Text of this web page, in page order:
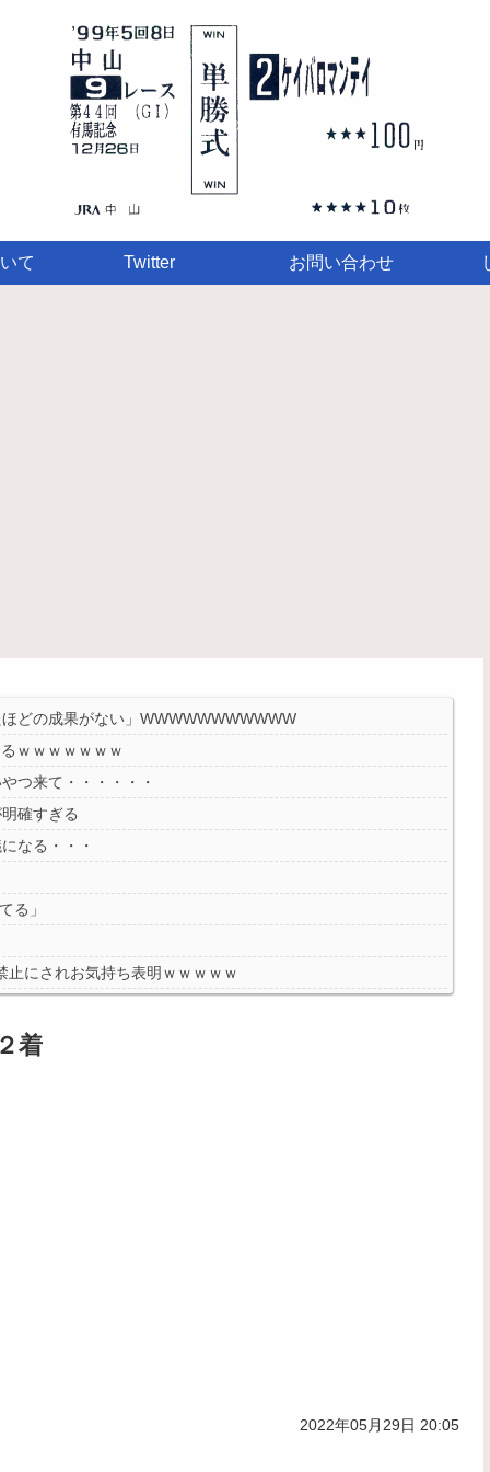
て Twitter お問い合わせ
どの成果がない」WWWWWWWWWWW
ｗｗｗｗｗｗｗ
つ来て・・・・・・
確すぎる
なる・・・
る」
止にされお気持ち表明ｗｗｗｗｗ
着
2022年05月29日 20:05